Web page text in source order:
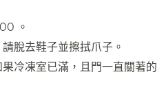
。​​
脫去鞋子並擦拭爪子。​​
冷凍室已滿，且門一直關著的